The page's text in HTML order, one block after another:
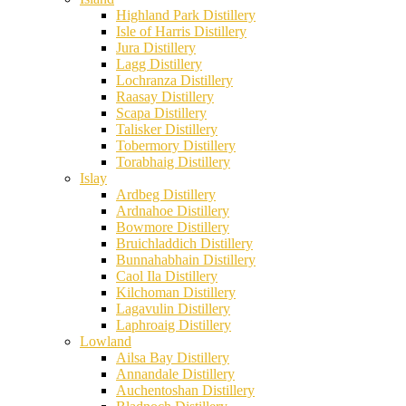
Highland Park Distillery
Isle of Harris Distillery
Jura Distillery
Lagg Distillery
Lochranza Distillery
Raasay Distillery
Scapa Distillery
Talisker Distillery
Tobermory Distillery
Torabhaig Distillery
Islay
Ardbeg Distillery
Ardnahoe Distillery
Bowmore Distillery
Bruichladdich Distillery
Bunnahabhain Distillery
Caol Ila Distillery
Kilchoman Distillery
Lagavulin Distillery
Laphroaig Distillery
Lowland
Ailsa Bay Distillery
Annandale Distillery
Auchentoshan Distillery